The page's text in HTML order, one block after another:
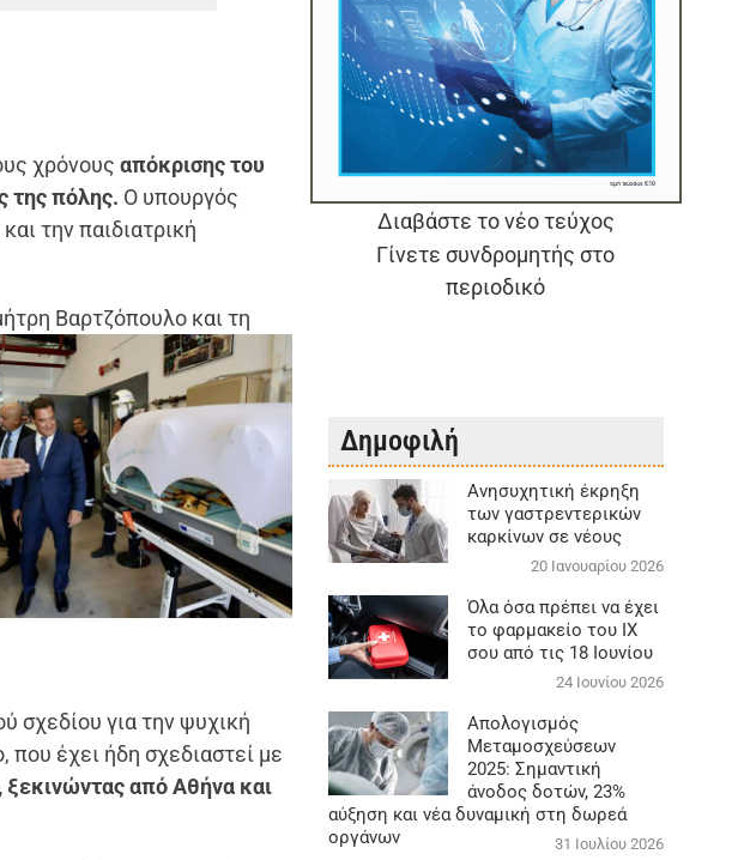
χρόνους απόκρισης του
της πόλης. Ο υπουργός
την παιδιατρική
Βαρτζόπουλο και τη
σχεδίου για την ψυχική
που έχει ήδη σχεδιαστεί με
από Αθήνα και
Διαβάστε το νέο τεύχος
Γίνετε συνδρομητής στο
περιοδικό
Δημοφιλή
Aνησυχητική έκρηξη
των γαστρεντερικών
καρκίνων σε νέους
20 Ιανουαρίου 2026
Όλα όσα πρέπει να έχει
το φαρμακείο του ΙΧ
σου από τις 18 Ιουνίου
24 Ιουνίου 2026
Απολογισμός
Μεταμοσχεύσεων
2025: Σημαντική
άνοδος δοτών, 23%
αύξηση και νέα δυναμική στη δωρεά
οργάνων
31 Ιουλίου 2026